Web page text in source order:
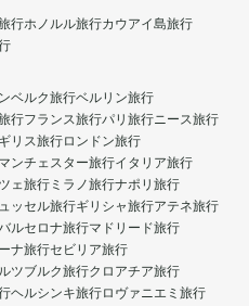
行ホノルル旅行カウアイ島旅行
ベルク旅行ベルリン旅行
行フランス旅行パリ旅行ニース旅行
リス旅行ロンドン旅行
マンチェスター旅行イタリア旅行
ェ旅行 ミラノ旅行ナポリ旅行
ッセル旅行ギリシャ旅行アテネ旅行
ルセロナ旅行マドリード旅行
ナ旅行セビリア旅行
ツブルク旅行クロアチア旅行
ヘルシンキ旅行ロヴァニエミ旅行